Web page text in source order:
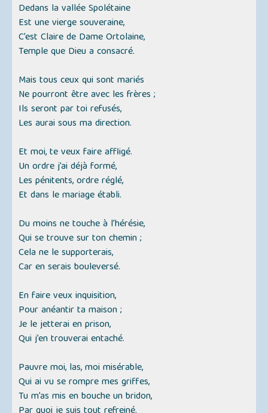
Dedans la vallée Spolétaine
Est une vierge souveraine,
C’est Claire de Dame Ortolaine,
Temple que Dieu a consacré.
Mais tous ceux qui sont mariés
Ne pourront être avec les frères ;
Ils seront par toi refusés,
Les aurai sous ma direction.
Et moi, te veux faire affligé.
Un ordre j’ai déjà formé,
Les pénitents, ordre réglé,
Et dans le mariage établi.
Du moins ne touche à l’hérésie,
Qui se trouve sur ton chemin ;
Cela ne le supporterais,
Car en serais bouleversé.
En faire veux inquisition,
Pour anéantir ta maison ;
Je le jetterai en prison,
Qui j’en trouverai entaché.
Pauvre moi, las, moi misérable,
Qui ai vu se rompre mes griffes,
Tu m’as mis en bouche un bridon,